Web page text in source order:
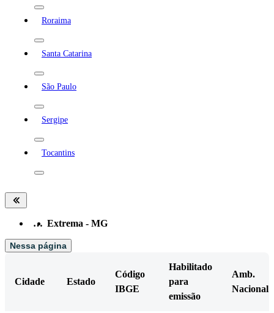
Roraima
Santa Catarina
São Paulo
Sergipe
Tocantins
… Extrema - MG
Nessa página
Cidade Estado
Código
IBGE
Habilitado
para
emissão
Amb.
Nacional